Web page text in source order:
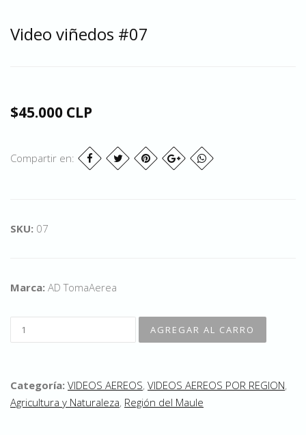
Video viñedos #07
$45.000 CLP
Compartir en:
SKU: 07
Marca: AD TomaAerea
Categoría: VIDEOS AEREOS, VIDEOS AEREOS POR REGION,
Agricultura y Naturaleza, Región del Maule